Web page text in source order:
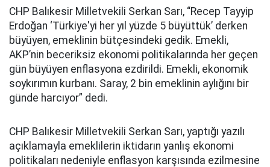
CHP Balıkesir Milletvekili Serkan Sarı, “Recep Tayyip
Erdoğan ‘Türkiye'yi her yıl yüzde 5 büyüttük’ derken
büyüyen, emeklinin bütçesindeki gedik. Emekli,
AKP’nin beceriksiz ekonomi politikalarında her geçen
gün büyüyen enflasyona ezdirildi. Emekli, ekonomik
soykırımın kurbanı. Saray, 2 bin emeklinin aylığını bir
günde harcıyor” dedi.
CHP Balıkesir Milletvekili Serkan Sarı, yaptığı yazılı
açıklamayla emeklilerin iktidarın yanlış ekonomi
politikaları nedeniyle enflasyon karşısında ezilmesine